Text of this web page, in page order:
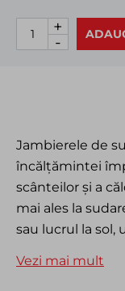
Jambierele de
încălțămintei
scânteilor și a
mai ales la
sau lucrul la sol,
profesionale
Vezi mai mult
+
-